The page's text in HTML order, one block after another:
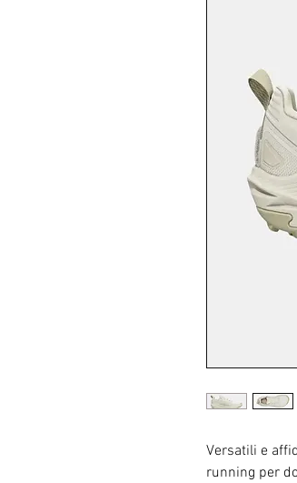
Versatili e
running per